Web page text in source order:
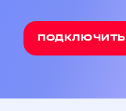
ПОДКЛЮЧИТЬ